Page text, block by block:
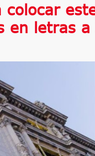
colocar
en letras a